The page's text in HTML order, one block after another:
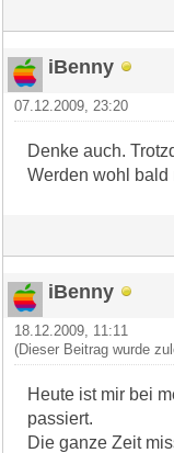
iBenny
07.12.2009, 23:20
Denke auch.
Werden wohl bald
iBenny
18.12.2009, 11:11
(Dieser Beitrag wurde
Heute ist mir bei
passiert.
Die ganze Zeit